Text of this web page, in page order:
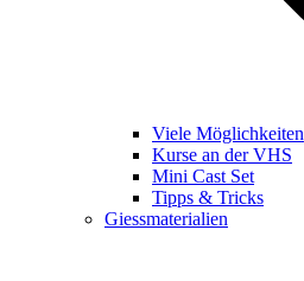
Viele Möglichkeiten
Kurse an der VHS
Mini Cast Set
Tipps & Tricks
Giessmaterialien